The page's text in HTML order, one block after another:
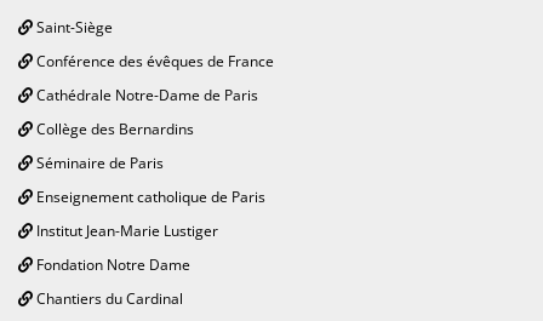
Saint-Siège
Conférence des évêques de France
Cathédrale Notre-Dame de Paris
Collège des Bernardins
Séminaire de Paris
Enseignement catholique de Paris
Institut Jean-Marie Lustiger
Fondation Notre Dame
Chantiers du Cardinal